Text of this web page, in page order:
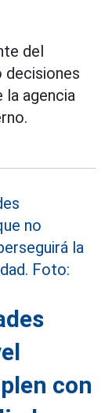
del
decisiones
la agencia
con